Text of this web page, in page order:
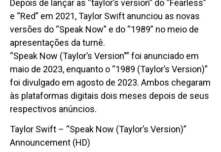
Depois de lançar as “taylor’s version” do “Fearless”
e “Red” em 2021, Taylor Swift anunciou as novas
versões do “Speak Now” e do “1989” no meio de
apresentações da turnê.
“Speak Now (Taylor’s Version”” foi anunciado em
maio de 2023, enquanto o “1989 (Taylor’s Version)”
foi divulgado em agosto de 2023. Ambos chegaram
às plataformas digitais dois meses depois de seus
respectivos anúncios.
Taylor Swift – “Speak Now (Taylor’s Version)”
Announcement (HD)